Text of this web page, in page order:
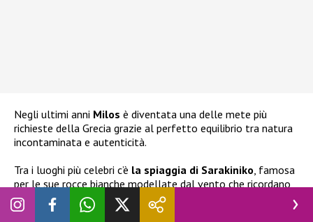
Negli ultimi anni Milos è diventata una delle mete più
richieste della Grecia grazie al perfetto equilibrio tra natura
incontaminata e autenticità.
Tra i luoghi più celebri c’è la spiaggia di Sarakiniko , famosa
per le sue rocce bianche modellate dal vento che ricordano
un paesaggio lunare.